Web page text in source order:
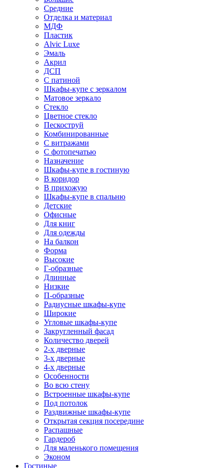
Средние
Отделка и материал
МДФ
Пластик
Alvic Luxe
Эмаль
Акрил
ДСП
С патиной
Шкафы-купе с зеркалом
Матовое зеркало
Стекло
Цветное стекло
Пескоструй
Комбинированные
С витражами
С фотопечатью
Назначение
Шкафы-купе в гостиную
В коридор
В прихожую
Шкафы-купе в спальню
Детские
Офисные
Для книг
Для одежды
На балкон
Форма
Высокие
Г-образные
Длинные
Низкие
П-образные
Радиусные шкафы-купе
Широкие
Угловые шкафы-купе
Закругленный фасад
Количество дверей
2-х дверные
3-х дверные
4-х дверные
Особенности
Во всю стену
Встроенные шкафы-купе
Под потолок
Раздвижные шкафы-купе
Открытая секция посередине
Распашные
Гардероб
Для маленького помещения
Эконом
Гостиные